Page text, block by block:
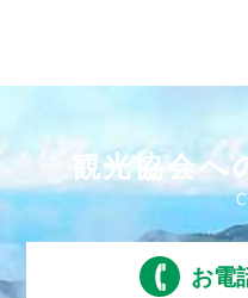
観光協会へ
お電